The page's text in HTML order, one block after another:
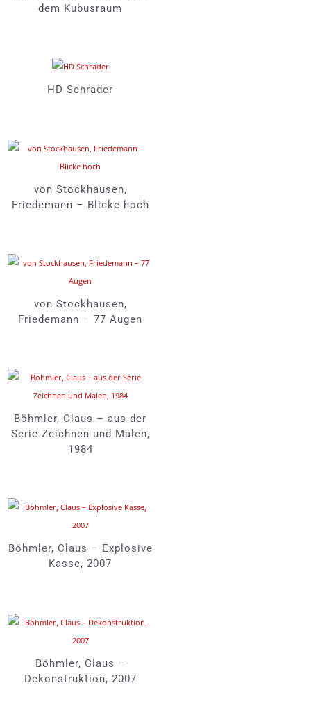
dem Kubusraum
HD Schrader
von Stockhausen,
Friedemann – Blicke hoch
von Stockhausen,
Friedemann – 77 Augen
Böhmler, Claus – aus der
Serie Zeichnen und Malen,
1984
Böhmler, Claus – Explosive
Kasse, 2007
Böhmler, Claus –
Dekonstruktion, 2007